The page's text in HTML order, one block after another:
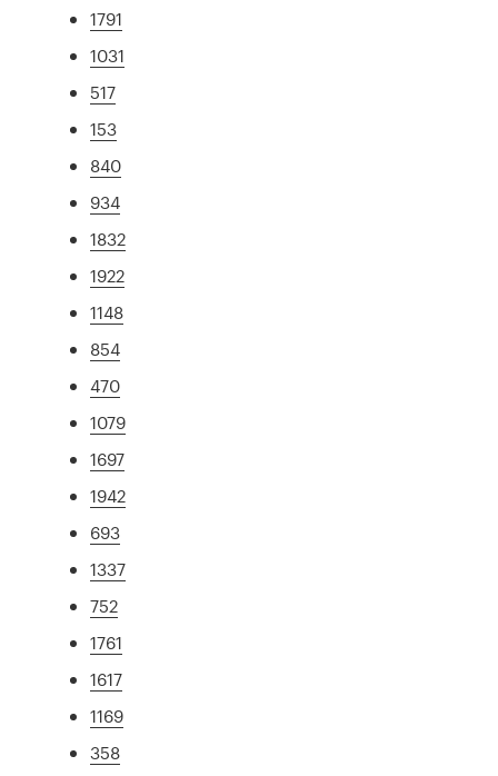
1791
1031
517
153
840
934
1832
1922
1148
854
470
1079
1697
1942
693
1337
752
1761
1617
1169
358